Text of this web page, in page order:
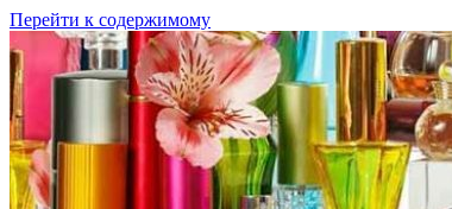
Перейти к содержимому